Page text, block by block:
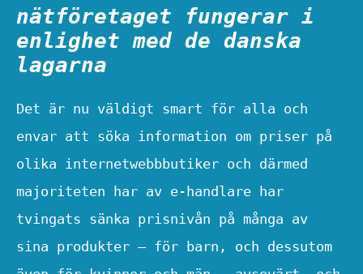
nätföretaget fungerar i
enlighet med de danska
lagarna
Det är nu väldigt smart för alla och
envar att söka information om priser på
olika internetwebbbutiker och därmed
majoriteten har av e-handlare har
tvingats sänka prisnivån på många av
sina produkter – för barn, och dessutom